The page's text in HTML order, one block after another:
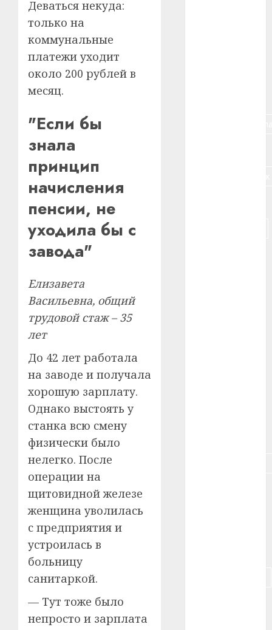
Деваться некуда:
только на
коммунальные
платежи уходит
около 200 рублей в
месяц.
"Если бы
знала
принцип
начисления
пенсии, не
уходила бы с
завода"
Елизавета
Васильевна, общий
трудовой стаж – 35
лет
До 42 лет работала
на заводе и получала
хорошую зарплату.
Однако выстоять у
станка всю смену
физически было
нелегко. После
операции на
щитовидной железе
женщина уволилась
с предприятия и
устроилась в
больницу
санитаркой.
— Тут тоже было
непросто и зарплата